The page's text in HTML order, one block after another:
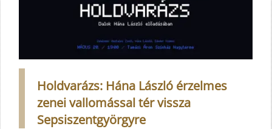
Holdvarázs: Hána László érzelmes
zenei vallomással tér vissza
Sepsiszentgyörgyre